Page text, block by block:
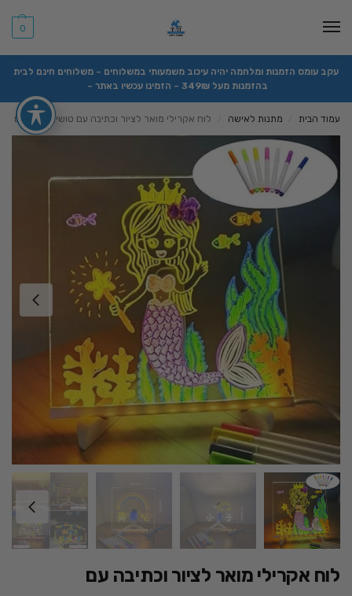
0
עקב עומס הזמנות ומלחמה יהיה עיכוב משמעותי במשלוחים – משלוחים חינם לבית
בהזמנות מעל 349₪ – הזמינו עכשיו באתר –
עמוד הבית מתנות לאישה לוח אקרילי מואר לציור וכתיבה עם טושים צבעוניים
לוח אקרילי מואר לציור וכתיבה עם